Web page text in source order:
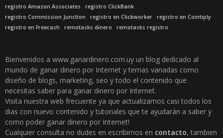
registro Amazon Associates
registro ClickBank
registro Commission Junction
registro en Clickworker
registro en Cointiply
registro en Freecash
remotasks dinero remotasks registro
Bienvenidos a www.ganardinero.com.uy un blog dedicado al
mundo de ganar dinero por Internet y temas variadas como
diseño de blogs, marketing, seo y todo el contenido que
necesitas saber para ganar dinero por Internet.
Visita nuestra web frecuente ya que actualizamos casi todos los
dias con nuevo contenido y tutoriales que te ayudarán a saber y
como poder ganar dinero por Internet!
Cualquier consulta no dudes en escribirnos en contacto, tambien